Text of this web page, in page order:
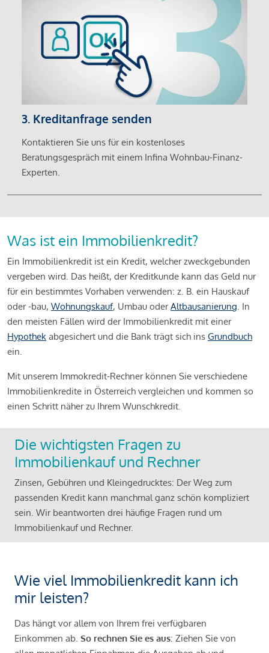
3. Kreditanfrage senden
Kontaktieren Sie uns für ein kostenloses
Beratungsgespräch mit einem Infina Wohnbau-Finanz-
Experten.
Was ist ein Immobilienkredit?
Ein Immobilienkredit ist ein Kredit, welcher zweckgebunden
vergeben wird. Das heißt, der Kreditkunde kann das Geld nur
für ein bestimmtes Vorhaben verwenden: z. B. ein Hauskauf
oder -bau, Wohnungskauf, Umbau oderAltbausanierung. In
den meisten Fällen wird der Immobilienkredit mit einer
Hypothek abgesichert und die Bank trägt sich ins Grundbuch
ein.
Mit unserem Immokredit-Rechner können Sie verschiedene
Immobilienkredite in Österreich vergleichen und kommen so
einen Schritt näher zu Ihrem Wunschkredit.
Die wichtigsten Fragen zu
Immobilienkauf und Rechner
Zinsen, Gebühren und Kleingedrucktes: Der Weg zum
passenden Kredit kann manchmal ganz schön kompliziert
sein. Wir beantworten drei häufige Fragen rund um
Immobilienkauf und Rechner.
Wie viel Immobilienkredit kann ich
mir leisten?
Das hängt vor allem von Ihrem frei verfügbaren
Einkommen ab. So rechnen Sie es aus: Ziehen Sie von